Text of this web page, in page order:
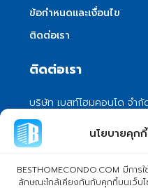
นโยบายคุก
BESTHOMECONDO.COM มีกา
ลักษณะใกล้เคียงกันกับคุกกี้บนเว็บ
ข้อกำหนดและเงื่อนไข
ติดต่อเรา
ติดต่อเรา
บริษัท เบสท์โฮมคอนโด จำกั
101/399 หมู่ 7 แขวงลํ
กรุงเทพมหานคร 10530